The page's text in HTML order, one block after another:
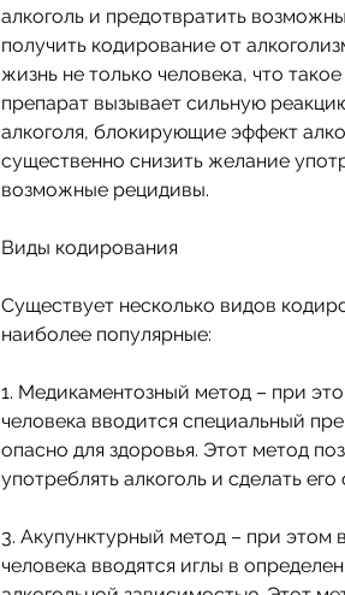
алкоголь и предотвратить
получить кодирование от
жизнь не только человека, что
препарат вызывает сильную
алкоголя, блокирующие эффект
существенно снизить желание
возможные рецидивы.
Виды кодирования
Существует несколько видов
наиболее популярные:
1. Медикаментозный метод – при
человека вводится специальный
опасно для здоровья. Этот метод
употреблять алкоголь и сделать
3. Акупунктурный метод – при этом
человека вводятся иглы в